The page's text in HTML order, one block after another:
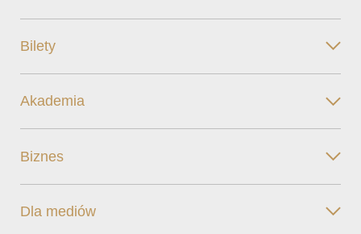
Bilety
Akademia
Biznes
Dla mediów